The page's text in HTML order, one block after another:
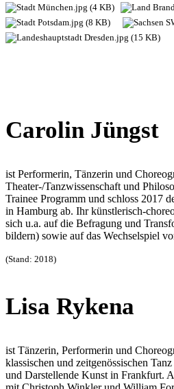
Carolin Jüngst
ist Performerin, Tänzerin und
Theater-/Tanzwissenschaft und
Trainee Programm und schloss 2017
in Hamburg ab. Ihr künstlerisch-
sich u.a. auf die Befragung und
bildern) sowie auf das Wechselspiel
(Stand: 2018)
Lisa Rykena
ist Tänzerin, Performerin und
klassischen und zeitgenössischen
und Darstellende Kunst in Frankfurt.